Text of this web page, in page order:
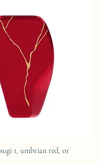
1, umbrian red, or